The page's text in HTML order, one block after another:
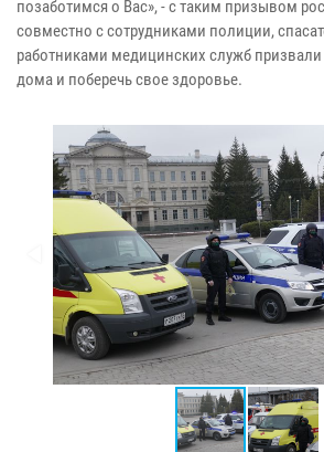
позаботимся о Вас», - с таким призывом
совместно с сотрудниками полиции,
работниками медицинских служб призвали
дома и поберечь свое здоровье.